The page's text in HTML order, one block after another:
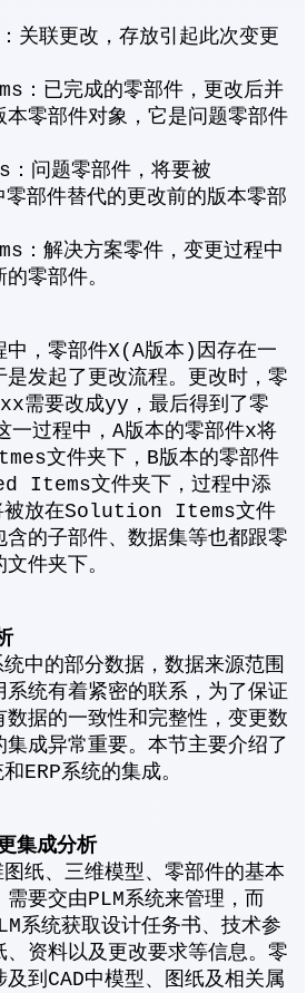
联更改，存放引起此次变更
已完成的零部件，更改后并
本零部件对象，它是问题零部件
题零部件，将要被
件替代的更改前的版本零部
决方案零件，变更过程中
零部件。
中，零部件X(A版本)因存在一
是发起了更改流程。更改时，零
需要改成yy，最后得到了零
一过程中，A版本的零部件x将
文件夹下，B版本的零部件
Items文件夹下，过程中添
被放在Solution Items文件
的子部件、数据集等也都跟零
件夹下。
中的部分数据，数据来源范围
系统有着紧密的联系，为了保证
据的一致性和完整性，变更数
成异常重要。本节主要介绍了
ERP系统的集成。
集成分析
图纸、三维模型、零部件的基本
要交由PLM系统来管理，而
系统获取设计任务书、技术参
资料以及更改要求等信息。零
到CAD中模型、图纸及相关属